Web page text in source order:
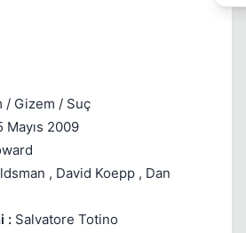
/ Gizem / Suç
Mayıs 2009
, David Koepp , Dan
: Salvatore Totino